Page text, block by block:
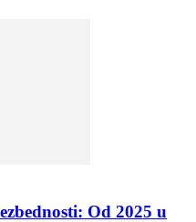
Od 2025 u